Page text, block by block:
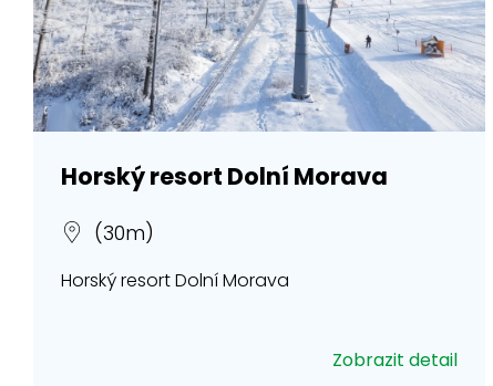
Horský resort Dolní Morava
(30m)
Horský resort Dolní Morava
Zobrazit detail